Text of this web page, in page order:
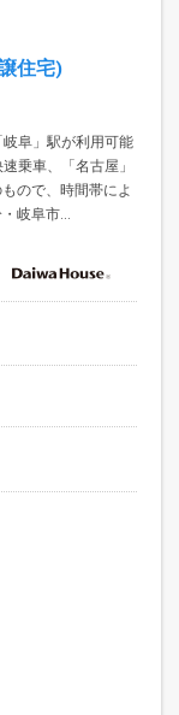
住宅)
阜」駅が利用可能
乗車、「名古屋」
ので、時間帯によ
岐阜市...